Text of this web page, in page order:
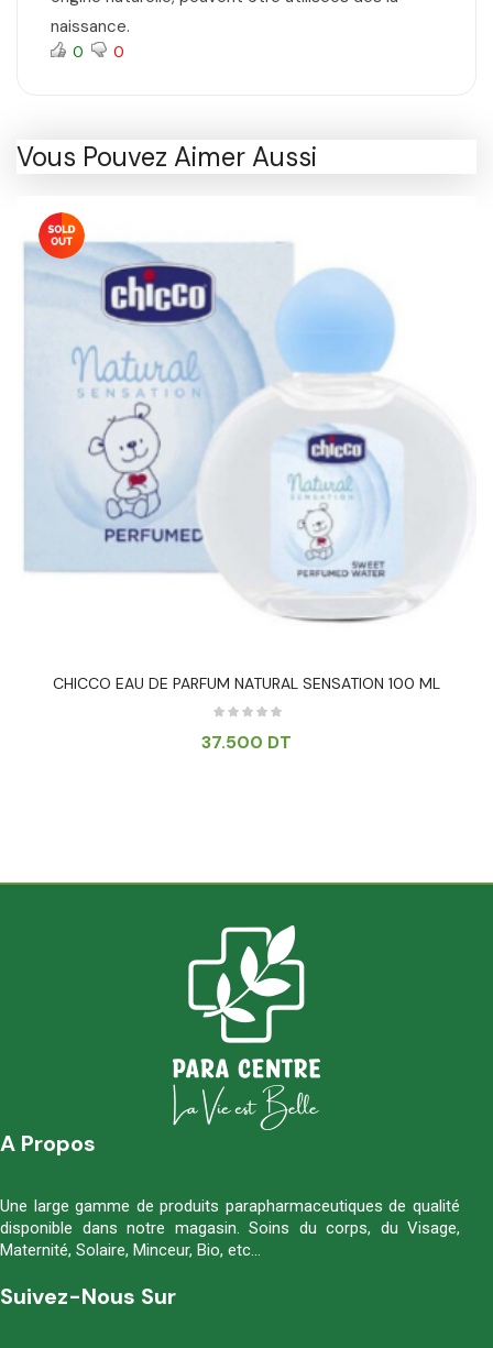
naissance.
0 0
Vous Pouvez Aimer Aussi
CHICCO EAU DE PARFUM NATURAL SENSATION 100 ML
37.500 DT
A Propos
Une large gamme de produits parapharmaceutiques de qualité
disponible dans notre magasin. Soins du corps, du Visage,
Maternité, Solaire, Minceur, Bio, etc…
Suivez-Nous Sur